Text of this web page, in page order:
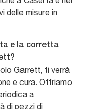
delle misure in
e la corretta
Garrett, ti verrà
e cura. Offriamo
a
di pezzi di